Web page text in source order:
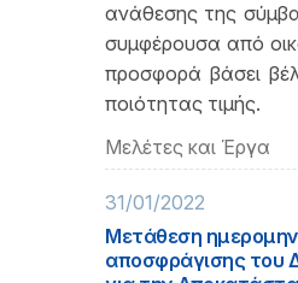
ανάθεσης της
συμφέρουσα από
προσφορά βάσει
ποιότητας τιμής.
Μελέτες και Έργα
31/01/2022
Μετάθεση
αποσφράγισης του